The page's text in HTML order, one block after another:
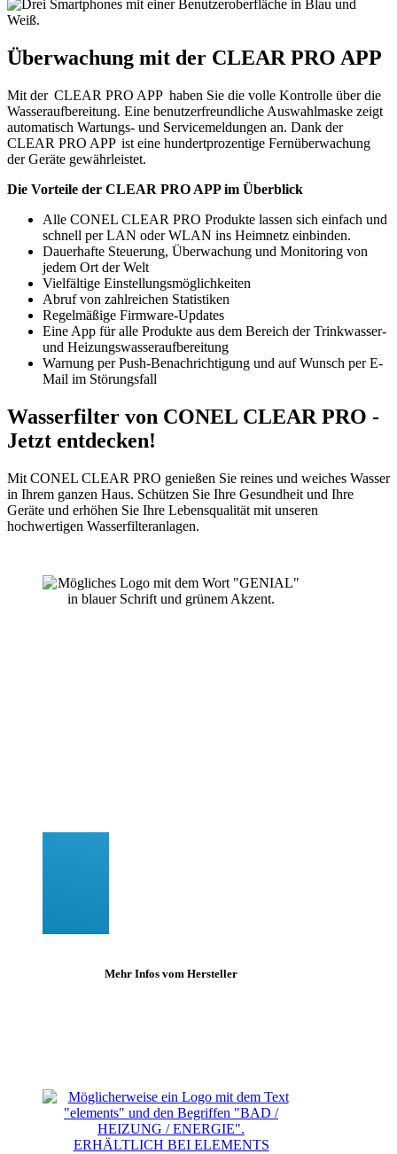
Überwachung mit der CLEAR PRO APP
Mit der CLEAR PRO APP haben Sie die volle Kontrolle über die
Wasseraufbereitung. Eine benutzerfreundliche Auswahlmaske zeigt
automatisch Wartungs- und Servicemeldungen an. Dank der
CLEAR PRO APP ist eine hundertprozentige Fernüberwachung
der Geräte gewährleistet.
Die Vorteile der CLEAR PRO APP im Überblick
Alle CONEL CLEAR PRO Produkte lassen sich einfach und
schnell per LAN oder WLAN ins Heimnetz einbinden.
Dauerhafte Steuerung, Überwachung und Monitoring von
jedem Ort der Welt
Vielfältige Einstellungsmöglichkeiten
Abruf von zahlreichen Statistiken
Regelmäßige Firmware-Updates
Eine App für alle Produkte aus dem Bereich der Trinkwasser-
und Heizungswasseraufbereitung
Warnung per Push-Benachrichtigung und auf Wunsch per E-
Mail im Störungsfall
Wasserfilter von CONEL CLEAR PRO -
Jetzt entdecken!
Mit CONEL CLEAR PRO genießen Sie reines und weiches Wasser
in Ihrem ganzen Haus. Schützen Sie Ihre Gesundheit und Ihre
Geräte und erhöhen Sie Ihre Lebensqualität mit unseren
hochwertigen Wasserfilteranlagen.
Mehr Infos vom Hersteller
ERHÄLTLICH BEI ELEMENTS